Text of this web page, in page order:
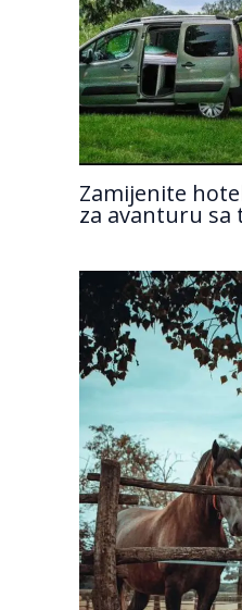
Zamijenite
za avanturu sa